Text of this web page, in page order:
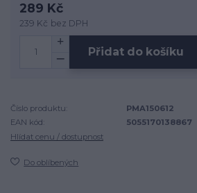
289 Kč
239 Kč bez DPH
Přidat do košíku
Číslo produktu:
PMA150612
EAN kód:
5055170138867
Hlídat cenu / dostupnost
Do oblíbených